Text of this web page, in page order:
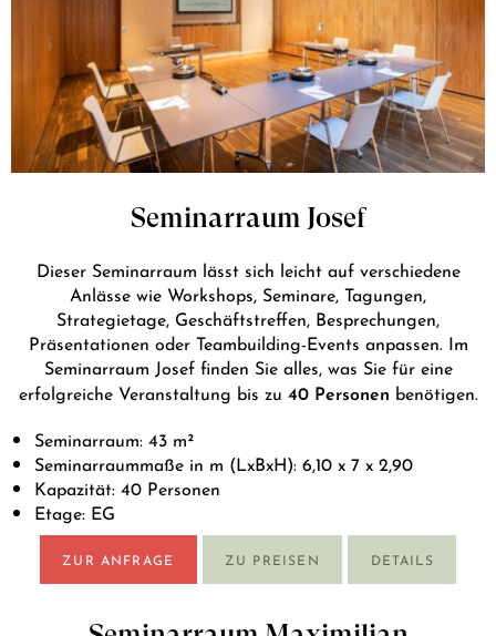
Seminarraum Josef
Dieser Seminarraum lässt sich leicht auf verschiedene
Anlässe wie Workshops, Seminare, Tagungen,
Strategietage, Geschäftstreffen, Besprechungen,
Präsentationen oder Teambuilding-Events anpassen. Im
Seminarraum Josef finden Sie alles, was Sie für eine
erfolgreiche Veranstaltung bis zu 40 Personen benötigen.
Seminarraum: 43 m²
Seminarraummaße in m (LxBxH): 6,10 x 7 x 2,90
Kapazität: 40 Personen
Etage: EG
ZUR ANFRAGE ZU PREISEN DETAILS